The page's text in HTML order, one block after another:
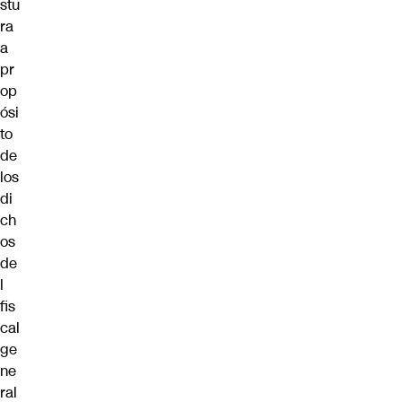
stu
ra
a
pr
op
ósi
to
de
los
di
ch
os
de
l
fis
cal
ge
ne
ral